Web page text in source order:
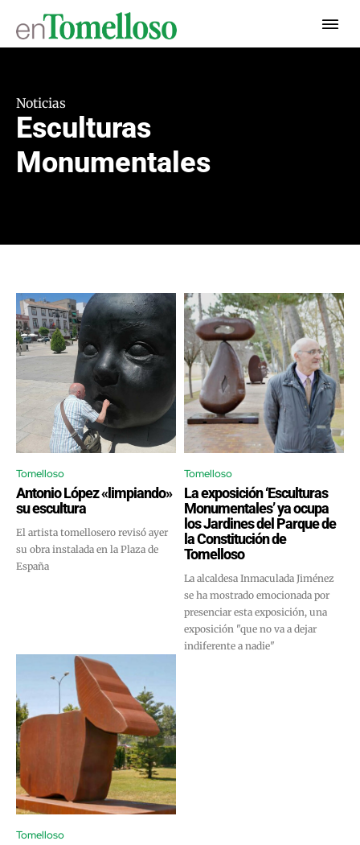
Noticias
Esculturas
Monumentales
Tomelloso
Antonio López «limpiando»
su escultura
El artista tomellosero revisó ayer
su obra instalada en la Plaza de
España
Tomelloso
La exposición ‘Esculturas
Monumentales’ ya ocupa
los Jardines del Parque de
la Constitución de
Tomelloso
La alcaldesa Inmaculada Jiménez
se ha mostrado emocionada por
presenciar esta exposición, una
exposición "que no va a dejar
indiferente a nadie"
Tomelloso